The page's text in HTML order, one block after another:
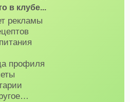
в клубе...
рекламы
профиля